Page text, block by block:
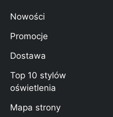
Nowości
Promocje
Dostawa
Top 10 stylów
oświetlenia
Mapa strony